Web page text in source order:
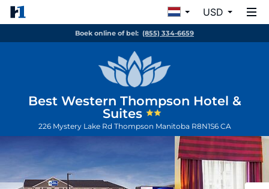
USD
Boek online of bel: (855) 334-6659
Best Western Thompson Hotel &
Suites
226 Mystery Lake Rd Thompson Manitoba R8N1S6 CA